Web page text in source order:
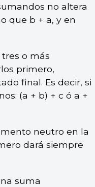
no altera
que b + a, y en
o más
primero,
final. Es decir, si
(a + b) + c ó a +
neutro en la
dará siempre
suma